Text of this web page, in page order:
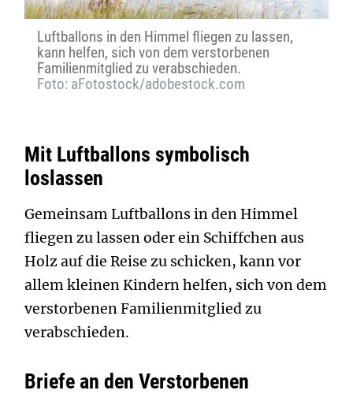
Luftballons in den Himmel fliegen zu lassen,
kann helfen, sich von dem verstorbenen
Familienmitglied zu verabschieden.
Foto: aFotostock/adobestock.com
Mit Luftballons symbolisch
loslassen
Gemeinsam Luftballons in den Himmel
fliegen zu lassen oder ein Schiffchen aus
Holz auf die Reise zu schicken, kann vor
allem kleinen Kindern helfen, sich von dem
verstorbenen Familienmitglied zu
verabschieden.
Briefe an den Verstorbenen